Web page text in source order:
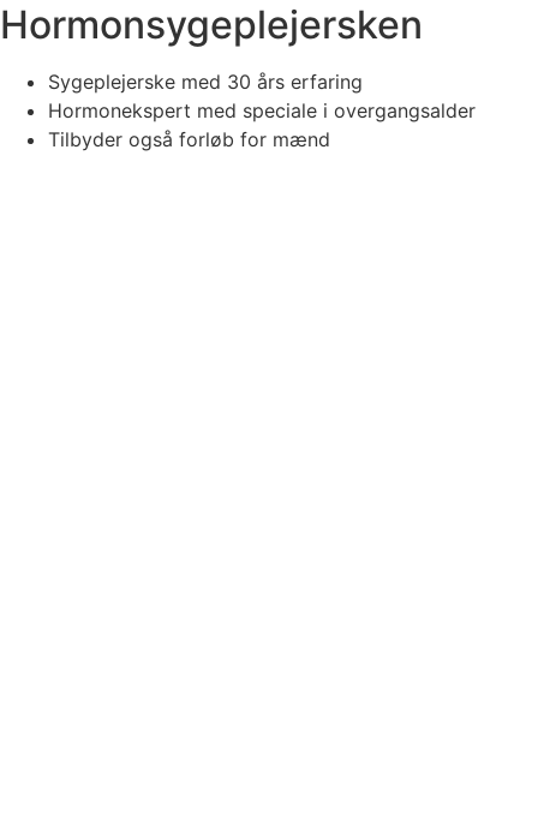
Hormonsygeplejersken
Sygeplejerske med 30 års erfaring
Hormonekspert med speciale i overgangsalder
Tilbyder også forløb for mænd